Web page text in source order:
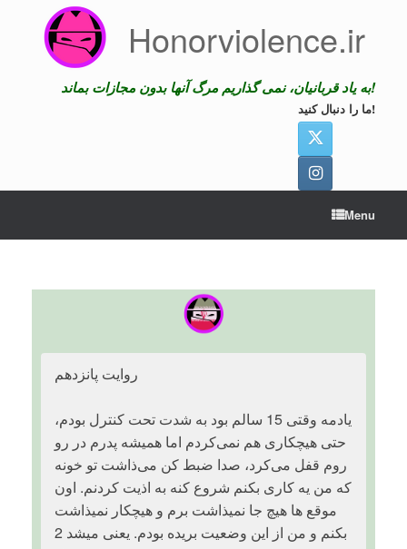
Honorviolence.ir
به یاد قربانیان، نمی گذاریم مرگ آنها بدون مجازات بماند!
ما را دنبال کنید!
Menu
روایت پانزدهم
یادمه وقتی 15 سالم بود به شدت تحت کنترل بودم،
حتی هیچکاری هم نمی‌کردم اما همیشه پدرم در رو
روم قفل می‌کرد، صدا ضبط کن می‌ذاشت تو خونه
که من یه کاری بکنم شروع کنه به اذیت کردنم. اون
موقع ها هیچ جا نمیذاشت برم و هیچکار نمیذاشت
بکنم و من از این وضعیت بریده بودم. یعنی میشد 2